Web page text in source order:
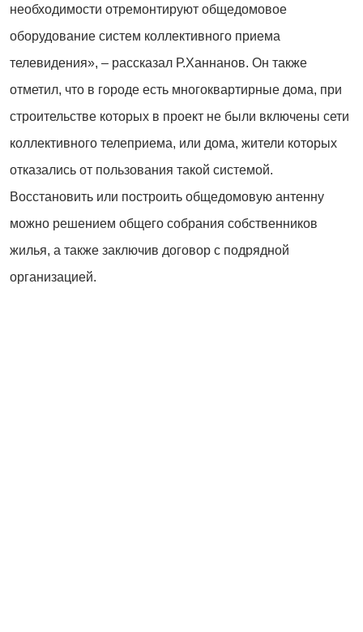
необходимости отремонтируют общедомовое
оборудование систем коллективного приема
телевидения», – рассказал Р.Ханнанов. Он также
отметил, что в городе есть многоквартирные дома, при
строительстве которых в проект не были включены сети
коллективного телеприема, или дома, жители которых
отказались от пользования такой системой.
Восстановить или построить общедомовую антенну
можно решением общего собрания собственников
жилья, а также заключив договор с подрядной
организацией.